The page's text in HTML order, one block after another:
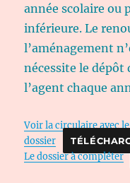
année scolaire ou
inférieure. Le
l’aménagement
nécessite le dépôt
l’agent chaque
Voir la circulaire avec
dossier
Le dossier à compléter